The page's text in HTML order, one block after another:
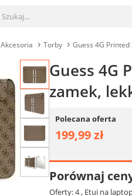
Akcesoria Torby Guess 4G Printed
Guess 4G
zamek,
Polecana oferta
199,99 zł
Porównaj
Oferty: 4, Etui na